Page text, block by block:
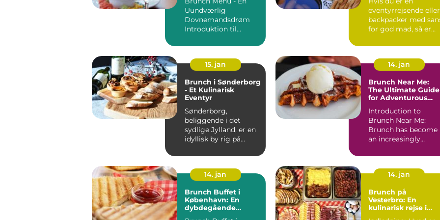
Uundværlig
Dovnemandsdrøm
Introduktion til
eventyrrejsende eller
backpacker med
for god mad, så er
must-...
15. jan
Brunch i Sønderborg
- Et Kulinarisk
Eventyr
Sønderborg,
beliggende i det
sydlige Jylland, er en
idyllisk by rig på
Byen byde...
14. jan
Brunch Near Me:
The Ultimate Guide
for Adventurous
Introduction to
Brunch Near Me:
Brunch has become
an increasingly
meal, especia...
14. jan
Brunch Buffet i
København: En
dybdegående
14. jan
Brunch på
Vesterbro: En
kulinarisk rejse i